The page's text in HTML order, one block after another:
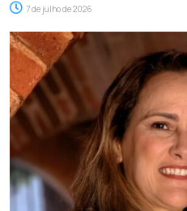
7 de julho de 2026